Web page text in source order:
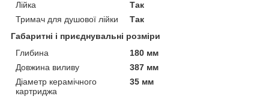
Лійка
Так
Тримач для душової лійки
Так
Габаритні і приєднувальні розміри
Глибина
180 мм
Довжина виливу
387 мм
Діаметр керамічного
картриджа
35 мм